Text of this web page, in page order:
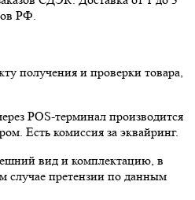
РФ.
получения и проверки товара,
POS-терминал производится
Есть комиссия за эквайринг.
вид и комплектацию, в
случае претензии по данным